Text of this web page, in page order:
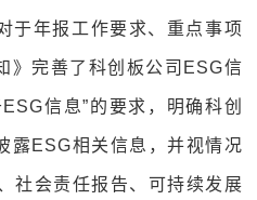
于年报工作要求、重点事项
》完善了科创板公司ESG信
信息”的要求，明确科创
露ESG相关信息，并视情况
社会责任报告、可持续发展